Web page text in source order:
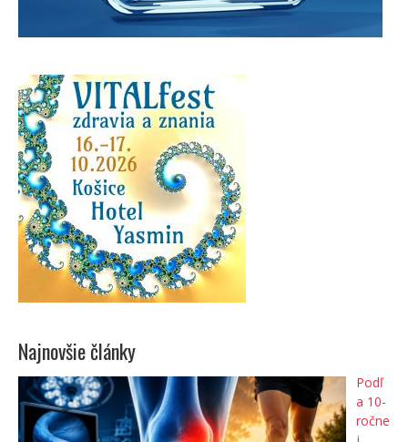
Najnovšie články
Podľ
a 10-
ročne